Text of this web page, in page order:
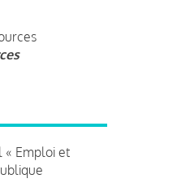
« Emploi et